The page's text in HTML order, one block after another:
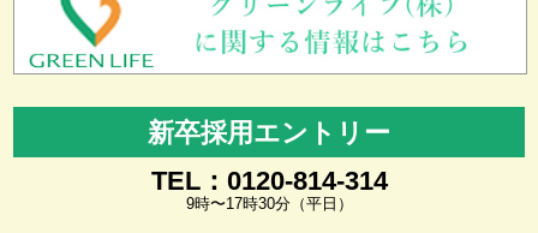
新卒採用エントリー
TEL：0120-814-314
9時〜17時30分（平日）